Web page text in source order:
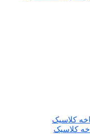
کلاسیک
کلاسیک